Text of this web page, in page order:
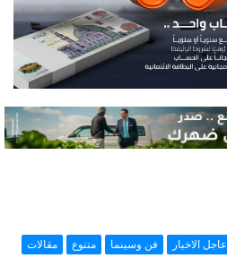
عاجل الاخبار فن وسينما متنوع مقالات